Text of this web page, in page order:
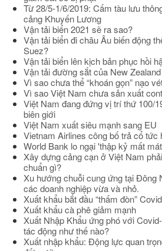
Từ 28/5-1/6/2019: Cấm tàu lưu
cảng Khuyến Lương
Vận tải biển 2021 sẽ ra sao?
Vận tải biển đi châu Âu biến động
Suez?
Vận tải biển lên kịch bản phục hồi
Vận tải đường sắt của New Zealand
Vì sao chưa thể “khoán gọn” nạo
Vì sao Việt Nam chưa sản xuất
Việt Nam đang đứng vị trí thứ 100/
biên giới
Việt Nam xuất siêu mạnh sang EU
Vietnam Airlines công bố trả cổ tức
World Bank lo ngại 'thập kỷ mất
Xây dựng cảng cạn ở Việt Nam
chuẩn gì?
Xu hướng chuỗi cung ứng tại Đông
các doanh nghiệp vừa và nhỏ.
Xuất khẩu bắt đầu “thấm đòn”
Xuất khẩu cà phê giảm mạnh
Xuất Nhập Khẩu ứng phó với
tác động như thế nào?
Xuất nhập khẩu: Động lực quan